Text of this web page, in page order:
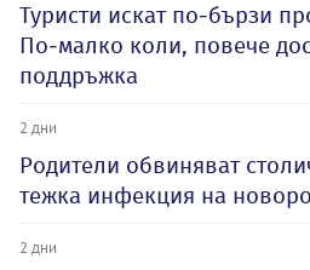
Туристи искат по-бързи
По-малко коли, повече
поддръжка
2 дни
Родители обвиняват
тежка инфекция на
2 дни